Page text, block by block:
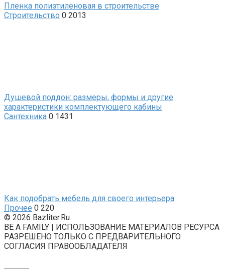
Пленка полиэтиленовая в строительстве
Строительство 0 2013
Душевой поддон: размеры, формы и другие
характеристики комплектующего кабины
Сантехника 0 1431
Как подобрать мебель для своего интерьера
Прочее 0 220
© 2026 Bazliter.Ru
BE A FAMILY | ИСПОЛЬЗОВАНИЕ МАТЕРИАЛОВ РЕСУРСА
РАЗРЕШЕНО ТОЛЬКО С ПРЕДВАРИТЕЛЬНОГО
СОГЛАСИЯ ПРАВООБЛАДАТЕЛЯ